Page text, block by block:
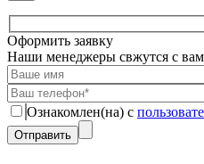
Оформить заявку
Наши менеджеры свжутся с
Ознакомлен(на) с